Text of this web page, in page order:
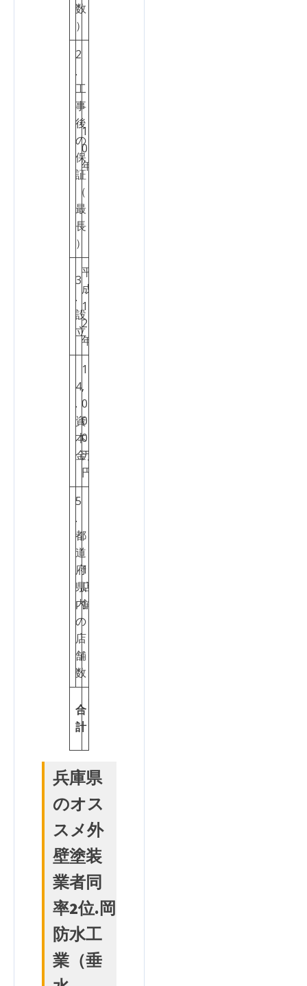
数
）
2
.
工
事
後
の
保
証
（
最
長
）
1
0
年
3
.
設
立
平
成
1
2
年
2
4
.
資
本
金
1
,
0
0
0
万
円
5
.
都
道
府
県
内
の
店
舗
数
1
店
舗
点
合
計
兵庫県
のオス
スメ外
壁塗装
業者同
率2位.岡
防水工
業 （垂